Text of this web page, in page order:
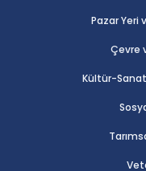
Pazar Yeri
Çevre
Kültür-